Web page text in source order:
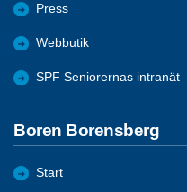
Press
Webbutik
SPF Seniorernas intranät
Boren Borensberg
Start